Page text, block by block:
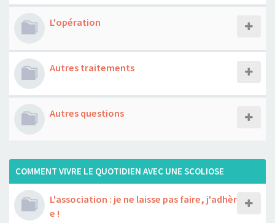
L'opération
Autres traitements
Autres questions
COMMENT VIVRE LE QUOTIDIEN AVEC UNE SCOLIOSE
L'association : je ne laisse pas faire, j'adhèr
e !